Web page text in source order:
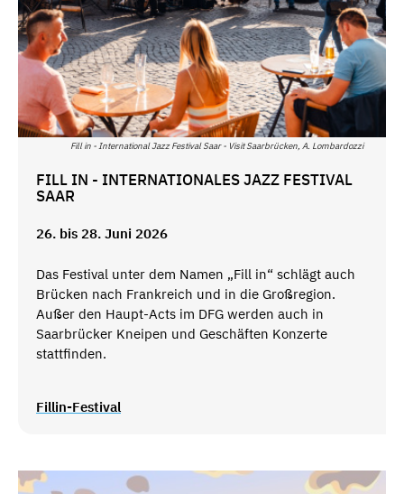
Fill in - International Jazz Festival Saar - Visit Saarbrücken, A. Lombardozzi
FILL IN - INTERNATIONALES JAZZ FESTIVAL
SAAR
26. bis 28. Juni 2026
Das Festival unter dem Namen „Fill in“ schlägt auch
Brücken nach Frankreich und in die Großregion.
Außer den Haupt-Acts im DFG werden auch in
Saarbrücker Kneipen und Geschäften Konzerte
stattfinden.
Fillin-Festival